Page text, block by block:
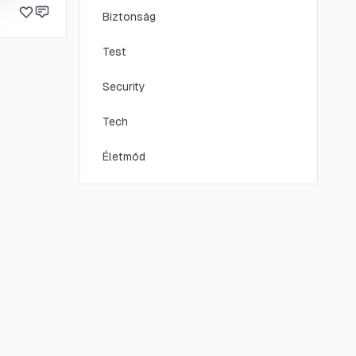
egy
Biztonság
Test
Security
Tech
Életmód